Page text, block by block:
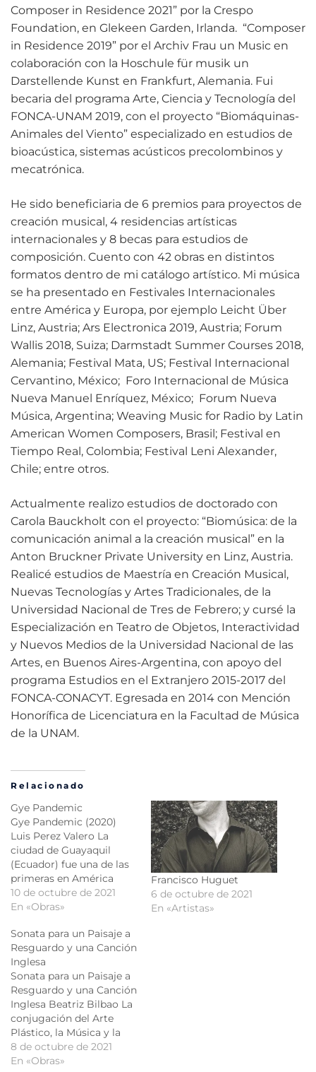
Composer in Residence 2021” por la Crespo
Foundation, en Glekeen Garden, Irlanda. “Composer
in Residence 2019” por el Archiv Frau un Music en
colaboración con la Hoschule für musik un
Darstellende Kunst en Frankfurt, Alemania. Fui
becaria del programa Arte, Ciencia y Tecnología del
FONCA-UNAM 2019, con el proyecto “Biomáquinas-
Animales del Viento” especializado en estudios de
bioacústica, sistemas acústicos precolombinos y
mecatrónica.
He sido beneficiaria de 6 premios para proyectos de
creación musical, 4 residencias artísticas
internacionales y 8 becas para estudios de
composición. Cuento con 42 obras en distintos
formatos dentro de mi catálogo artístico. Mi música
se ha presentado en Festivales Internacionales
entre América y Europa, por ejemplo Leicht Über
Linz, Austria; Ars Electronica 2019, Austria; Forum
Wallis 2018, Suiza; Darmstadt Summer Courses 2018,
Alemania; Festival Mata, US; Festival Internacional
Cervantino, México; Foro Internacional de Música
Nueva Manuel Enríquez, México; Forum Nueva
Música, Argentina; Weaving Music for Radio by Latin
American Women Composers, Brasil; Festival en
Tiempo Real, Colombia; Festival Leni Alexander,
Chile; entre otros.
Actualmente realizo estudios de doctorado con
Carola Bauckholt con el proyecto: “Biomúsica: de la
comunicación animal a la creación musical” en la
Anton Bruckner Private University en Linz, Austria.
Realicé estudios de Maestría en Creación Musical,
Nuevas Tecnologías y Artes Tradicionales, de la
Universidad Nacional de Tres de Febrero; y cursé la
Especialización en Teatro de Objetos, Interactividad
y Nuevos Medios de la Universidad Nacional de las
Artes, en Buenos Aires-Argentina, con apoyo del
programa Estudios en el Extranjero 2015-2017 del
FONCA-CONACYT. Egresada en 2014 con Mención
Honorífica de Licenciatura en la Facultad de Música
de la UNAM.
Relacionado
Gye Pandemic
Gye Pandemic (2020)
Luis Perez Valero La
ciudad de Guayaquil
(Ecuador) fue una de las
primeras en América
Latina en sufrir la
pandemia del covid 19,
sanitaria. El paisaje
sonoro de la ciudad
cambió: del ruido
incesante del área
metropolitana, se pasó a
largos silencios que
eran…
10 de octubre de 2021
En «Obras»
Francisco Huguet
6 de octubre de 2021
En «Artistas»
Sonata para un Paisaje a
Resguardo y una Canción
Inglesa
Sonata para un Paisaje a
Resguardo y una Canción
Inglesa Beatriz Bilbao La
conjugación del Arte
Plástico, la Música y la
Estética Gráfica, desde la
mirada de 3 mujeres que
8 de octubre de 2021
En «Obras»